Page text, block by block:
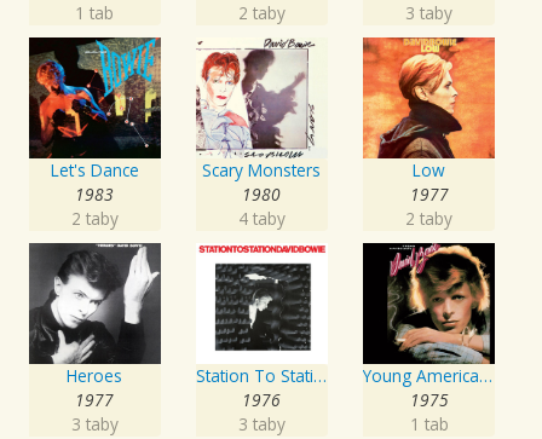
1 tab
2 taby
3 taby
Let's Dance
1983
2 taby
Scary Monsters
1980
4 taby
Low
1977
2 taby
Heroes
1977
3 taby
Station To Station
1976
3 taby
Young Americans
1975
1 tab